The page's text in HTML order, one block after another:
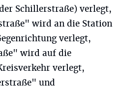
Schillerstraße) verlegt,
wird an die Station
verlegt,
wird auf die
verlegt,
und